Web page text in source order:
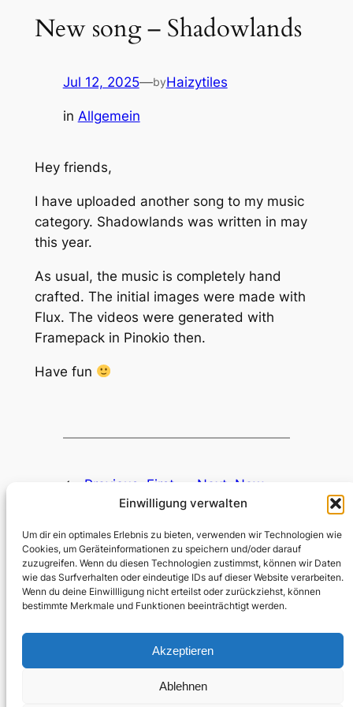
Einwilligung verwalten
Um dir ein optimales Erlebnis zu bieten, verwenden wir Technologien wie
Cookies, um Geräteinformationen zu speichern und/oder darauf
zuzugreifen. Wenn du diesen Technologien zustimmst, können wir Daten
wie das Surfverhalten oder eindeutige IDs auf dieser Website verarbeiten.
Wenn du deine Einwillligung nicht erteilst oder zurückziehst, können
bestimmte Merkmale und Funktionen beeinträchtigt werden.
Akzeptieren
Ablehnen
New song – Shadowlands
Jul 12, 2025—byHaizytiles
in Allgemein
Hey friends,
I have uploaded another song to my music
category. Shadowlands was written in may
this year.
As usual, the music is completely hand
crafted. The initial images were made with
Flux. The videos were generated with
Framepack in Pinokio then.
Have fun
← Previous: First
two songs at the
Next: New
song – Your
Privacy